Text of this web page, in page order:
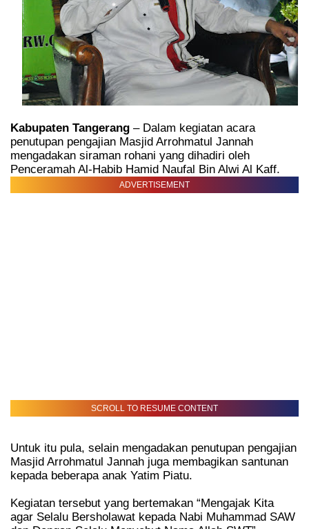
Kabupaten Tangerang – Dalam kegiatan acara
penutupan pengajian Masjid Arrohmatul Jannah
mengadakan siraman rohani yang dihadiri oleh
Penceramah Al-Habib Hamid Naufal Bin Alwi Al Kaff.
ADVERTISEMENT
SCROLL TO RESUME CONTENT
Untuk itu pula, selain mengadakan penutupan pengajian
Masjid Arrohmatul Jannah juga membagikan santunan
kepada beberapa anak Yatim Piatu.
Kegiatan tersebut yang bertemakan “Mengajak Kita
agar Selalu Bersholawat kepada Nabi Muhammad SAW